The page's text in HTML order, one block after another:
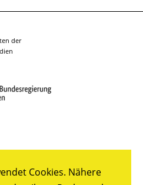
Cookies. Nähere
auf
der